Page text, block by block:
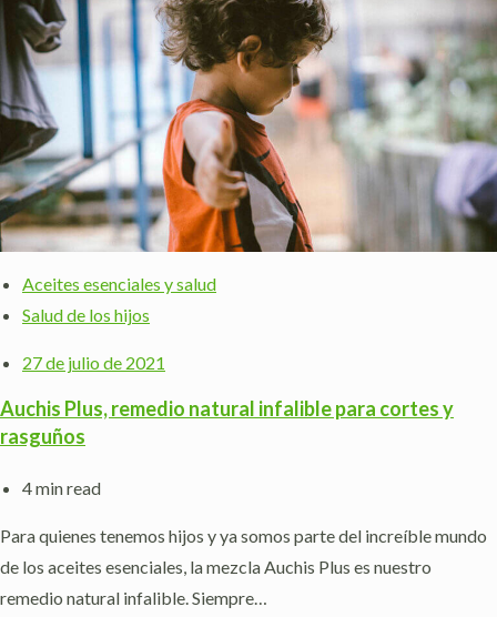
Aceites esenciales y salud
Salud de los hijos
27 de julio de 2021
Auchis Plus, remedio natural infalible para cortes y
rasguños
4 min read
Para quienes tenemos hijos y ya somos parte del increíble mundo
de los aceites esenciales, la mezcla Auchis Plus es nuestro
remedio natural infalible. Siempre…